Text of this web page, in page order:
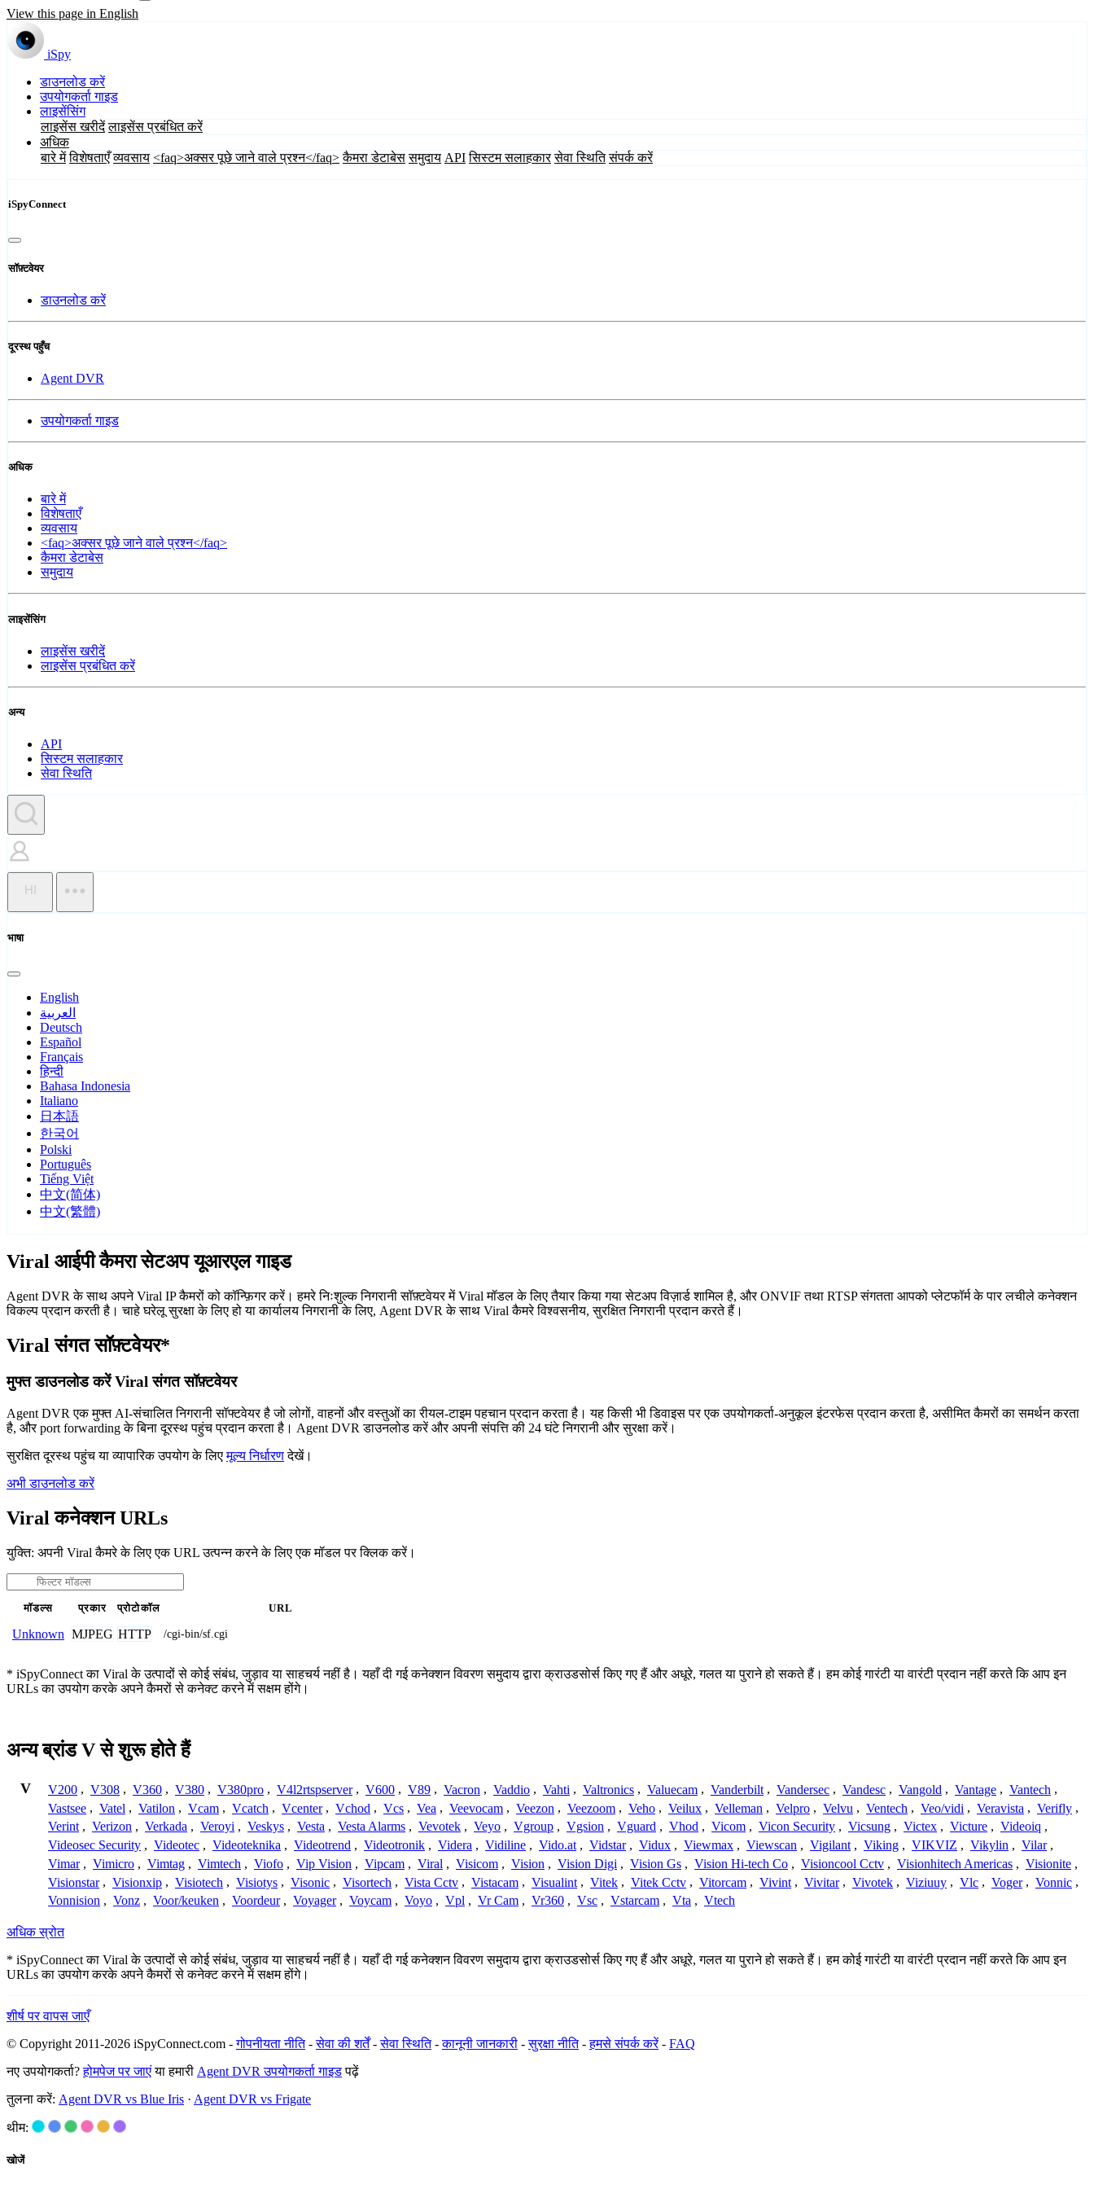
View this page in English
iSpy
डाउनलोड करें
उपयोगकर्ता गाइड
लाइसेंसिंग
लाइसेंस खरीदें लाइसेंस प्रबंधित करें
अधिक
बारे में विशेषताएँ व्यवसाय <faq>अक्सर पूछे जाने वाले प्रश्न</faq> कैमरा डेटाबेस समुदाय API सिस्टम सलाहकार सेवा स्थिति संपर्क करें
iSpyConnect
सॉफ़्टवेयर
डाउनलोड करें
दूरस्थ पहुँच
Agent DVR
उपयोगकर्ता गाइड
अधिक
बारे में
विशेषताएँ
व्यवसाय
<faq>अक्सर पूछे जाने वाले प्रश्न</faq>
कैमरा डेटाबेस
समुदाय
लाइसेंसिंग
लाइसेंस खरीदें
लाइसेंस प्रबंधित करें
अन्य
API
सिस्टम सलाहकार
सेवा स्थिति
HI
भाषा
English
العربية
Deutsch
Español
Français
हिन्दी
Bahasa Indonesia
Italiano
日本語
한국어
Polski
Português
Tiếng Việt
中文(简体)
中文(繁體)
Viral आईपी कैमरा सेटअप यूआरएल गाइड
Agent DVR के साथ अपने Viral IP कैमरों को कॉन्फ़िगर करें। हमरे निःशुल्क निगरानी सॉफ़्टवेयर में Viral मॉडल के लिए तैयार किया गया सेटअप विज़ार्ड शामिल है, और ONVIF तथा RTSP संगतता आपको प्लेटफॉर्म के पार लचीले कनेक्शन
विकल्प प्रदान करती है। चाहे घरेलू सुरक्षा के लिए हो या कार्यालय निगरानी के लिए, Agent DVR के साथ Viral कैमरे विश्वसनीय, सुरक्षित निगरानी प्रदान करते हैं।
Viral संगत सॉफ़्टवेयर*
मुफ्त डाउनलोड करें Viral संगत सॉफ़्टवेयर
Agent DVR एक मुफ्त AI-संचालित निगरानी सॉफ्टवेयर है जो लोगों, वाहनों और वस्तुओं का रीयल-टाइम पहचान प्रदान करता है। यह किसी भी डिवाइस पर एक उपयोगकर्ता-अनुकूल इंटरफेस प्रदान करता है, असीमित कैमरों का समर्थन करता
है, और port forwarding के बिना दूरस्थ पहुंच प्रदान करता है। Agent DVR डाउनलोड करें और अपनी संपत्ति की 24 घंटे निगरानी और सुरक्षा करें।
सुरक्षित दूरस्थ पहुंच या व्यापारिक उपयोग के लिएमूल्य निर्धारणदेखें।
अभी डाउनलोड करें
Viral कनेक्शन URLs
युक्ति: अपनी Viral कैमरे के लिए एक URL उत्पन्न करने के लिए एक मॉडल पर क्लिक करें।
मॉडल्स प्रकार प्रोटोकॉल URL
Unknown MJPEG HTTP /cgi-bin/sf.cgi
* iSpyConnect का Viral के उत्पादों से कोई संबंध, जुड़ाव या साहचर्य नहीं है। यहाँ दी गई कनेक्शन विवरण समुदाय द्वारा क्राउडसोर्स किए गए हैं और अधूरे, गलत या पुराने हो सकते हैं। हम कोई गारंटी या वारंटी प्रदान नहीं करते कि आप इन
URLs का उपयोग करके अपने कैमरों से कनेक्ट करने में सक्षम होंगे।
अन्य ब्रांड V से शुरू होते हैं
V V200 , V308 , V360 , V380 , V380pro , V4l2rtspserver , V600 , V89 , Vacron , Vaddio , Vahti , Valtronics , Valuecam , Vanderbilt , Vandersec , Vandesc , Vangold , Vantage , Vantech ,
Vastsee , Vatel , Vatilon , Vcam , Vcatch , Vcenter , Vchod , Vcs , Vea , Veevocam , Veezon , Veezoom , Veho , Veilux , Velleman , Velpro , Velvu , Ventech , Veo/vidi , Veravista , Verifly ,
Verint , Verizon , Verkada , Veroyi , Veskys , Vesta , Vesta Alarms , Vevotek , Veyo , Vgroup , Vgsion , Vguard , Vhod , Vicom , Vicon Security , Vicsung , Victex , Victure , Videoiq ,
Videosec Security , Videotec , Videoteknika , Videotrend , Videotronik , Videra , Vidiline , Vido.at , Vidstar , Vidux , Viewmax , Viewscan , Vigilant , Viking , VIKVIZ , Vikylin , Vilar ,
Vimar , Vimicro , Vimtag , Vimtech , Viofo , Vip Vision , Vipcam , Viral , Visicom , Vision , Vision Digi , Vision Gs , Vision Hi-tech Co , Visioncool Cctv , Visionhitech Americas , Visionite ,
Visionstar , Visionxip , Visiotech , Visiotys , Visonic , Visortech , Vista Cctv , Vistacam , Visualint , Vitek , Vitek Cctv , Vitorcam , Vivint , Vivitar , Vivotek , Viziuuy , Vlc , Voger , Vonnic ,
Vonnision , Vonz , Voor/keuken , Voordeur , Voyager , Voycam , Voyo , Vpl , Vr Cam , Vr360 , Vsc , Vstarcam , Vta , Vtech
अधिक स्रोत
* iSpyConnect का Viral के उत्पादों से कोई संबंध, जुड़ाव या साहचर्य नहीं है। यहाँ दी गई कनेक्शन विवरण समुदाय द्वारा क्राउडसोर्स किए गए हैं और अधूरे, गलत या पुराने हो सकते हैं। हम कोई गारंटी या वारंटी प्रदान नहीं करते कि आप इन
URLs का उपयोग करके अपने कैमरों से कनेक्ट करने में सक्षम होंगे।
शीर्ष पर वापस जाएँ
© Copyright 2011-2026 iSpyConnect.com -गोपनीयता नीति-सेवा की शर्तें-सेवा स्थिति-कानूनी जानकारी -सुरक्षा नीति-हमसे संपर्क करें- FAQ
नए उपयोगकर्ता?होमपेज पर जाएंया हमारी Agent DVR उपयोगकर्ता गाइडपढ़ें
तुलना करें: Agent DVR vs Blue Iris · Agent DVR vs Frigate
थीम:
खोजें